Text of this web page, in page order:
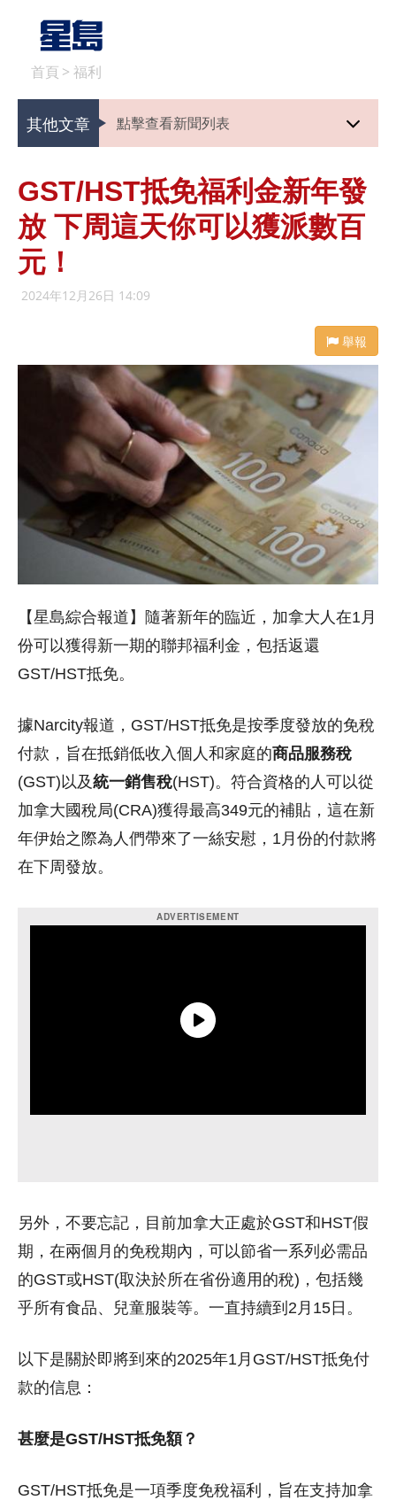
首頁 > 福利
其他文章 點擊查看新聞列表
GST/HST抵免福利金新年發
放 下周這天你可以獲派數百
元！
2024年12月26日 14:09
舉報
【星島綜合報道】隨著新年的臨近，加拿大人在1月
份可以獲得新一期的聯邦福利金，包括返還
GST/HST抵免。
據Narcity報道，GST/HST抵免是按季度發放的免稅
付款，旨在抵銷低收入個人和家庭的商品服務稅
(GST)以及統一銷售稅(HST)。 符合資格的人可以從
加拿大國稅局(CRA)獲得最高349元的補貼，這在新
年伊始之際為人們帶來了一絲安慰，1月份的付款將
在下周發放。
另外，不要忘記，目前加拿大正處於GST和HST假
期，在兩個月的免稅期內，可以節省一系列必需品
的GST或HST(取決於所在省份適用的稅)，包括幾
乎所有食品、兒童服裝等。一直持續到2月15日。
以下是關於即將到來的2025年1月GST/HST抵免付
款的信息：
甚麼是GST/HST抵免額？
GST/HST抵免是一項季度免稅福利，旨在支持加拿